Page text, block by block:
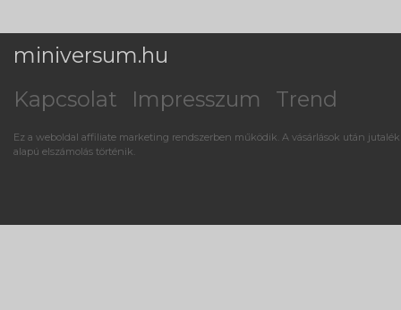
miniversum.hu
Kapcsolat
Impresszum Trend
Ez a weboldal affiliate marketing rendszerben működik. A vásárlások után jutalék
alapú elszámolás történik.